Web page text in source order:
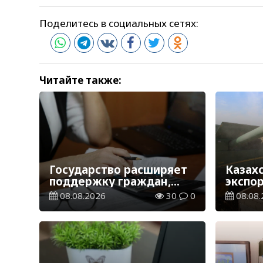
Поделитесь в социальных сетях:
Читайте также:
Государство расширяет
поддержку граждан,
переезжающих в новые
регионы для работы
08.08.2026 30 0
тонн